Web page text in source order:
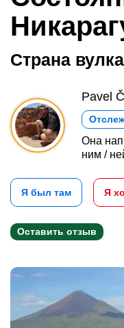
Страна
Pavel
Она
ним /
Я был там Я
Оставить отзыв